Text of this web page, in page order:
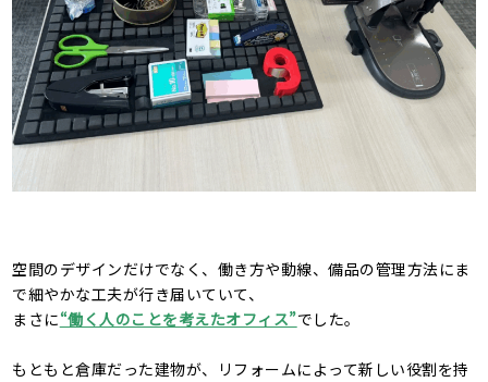
空間のデザインだけでなく、働き方や動線、備品の管理方法にま
で細やかな工夫が行き届いていて、
まさに“働く人のことを考えたオフィス”でした。
もともと倉庫だった建物が、リフォームによって新しい役割を持